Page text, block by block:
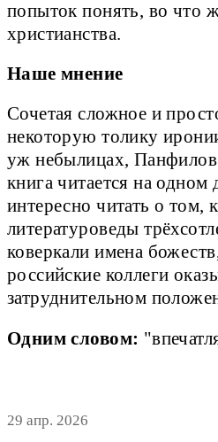
попыток понять, во что
христианства.
Наше мнение
Сочетая сложное и
некоторую толику
уж небылицах, Панфилов
книга читается на
интересно читать о том,
литературоведы
коверкали имена
российские коллеги
затруднительном
Одним словом:
29 апр. 2026